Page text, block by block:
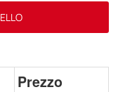
Prezzo